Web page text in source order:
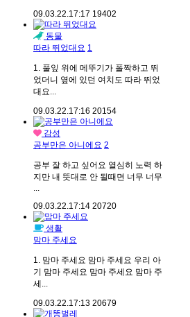
09.03.22.17:17 19402
동물
따라 뛰었대요 1
1. 풀잎 위에 메뚜기가 폴짝하고 뛰
었더니 옆에 있던 여치도 따라 뛰었
대요...
09.03.22.17:16 20154
감성
공부만은 아니에요 2
공부 잘 하고 싶어요 열심히 노력 하
지만 내 뜻대로 안 될때면 너무 너무
...
09.03.22.17:14 20720
생활
맘마 주세요
1. 맘마 주세요 맘마 주세요 우리 아
기 맘마 주세요 맘마 주세요 맘마 주
세...
09.03.22.17:13 20679